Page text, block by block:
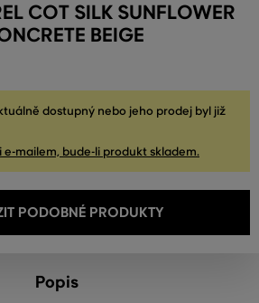
COT SILK SUNFLOWER
BEIGE
dostupný nebo jeho prodej byl již
mailem, bude-li produkt skladem.
PODOBNÉ PRODUKTY
Popis